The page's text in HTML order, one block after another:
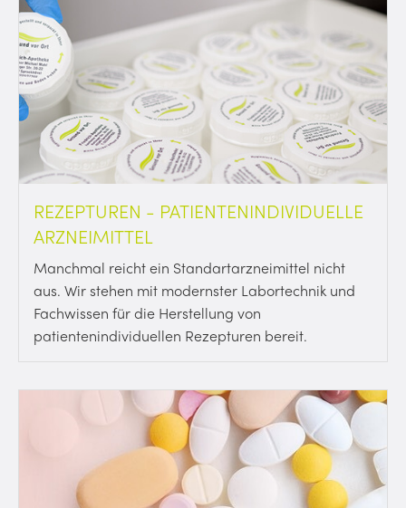
REZEPTUREN - PATIENTENINDIVIDUELLE
ARZNEIMITTEL
Manchmal reicht ein Standartarzneimittel nicht
aus. Wir stehen mit modernster Labortechnik und
Fachwissen für die Herstellung von
patientenindividuellen Rezepturen bereit.